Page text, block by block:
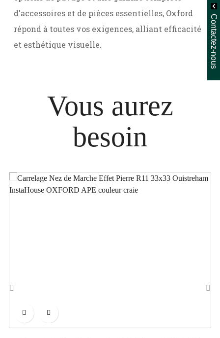
d'accessoires et de pièces essentielles, Oxford
répond à toutes vos exigences, alliant efficacité
et esthétique visuelle.
Vous aurez
besoin
Contactez-nous